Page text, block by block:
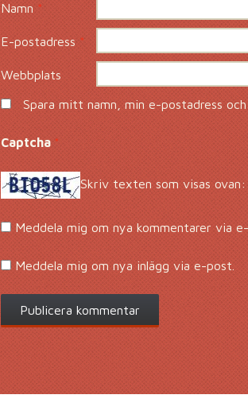
Namn*
E-postadress*
Webbplats
Spara mitt namn, min e-postadress
Captcha*
Skriv texten som visas ovan:
Meddela mig om nya kommentarer via
Meddela mig om nya inlägg via e-post.